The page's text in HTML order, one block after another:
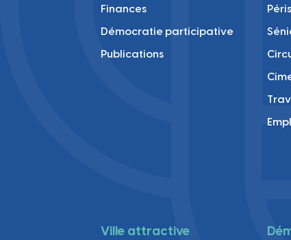
Finances
Démocratie participative
Publications
Ville attractive